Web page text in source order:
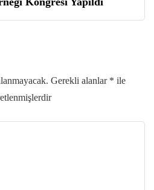
Gerekli alanlar * ile